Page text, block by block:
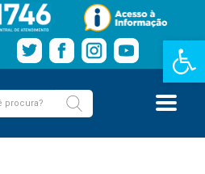
Barra de